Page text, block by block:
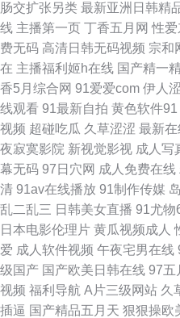
品久久人妻 久草资源福利站 日韩午
香美女社区 免费精品av网站 91传媒
色综合网 日韩亚洲Αν天堂 91豆花原
亚洲日韩成人在线 先锋影音人妻AV
加勒比 九九热25 亚洲性爱c 91线
91超碰碰在线 91啦国产 国产黑丝一
yb AV基地网 日本高清在线视频 91
精品 91海角社区视频 国产精品熟女
肠交扩张另类 最新亚洲日韩精
线 主播第一页 丁香五月网 性
费无码 高清日韩无码视频 宗和
在 主播福利姬h在线 国产精一
香5月综合网 91爱爱com 伊人
线观看 91最新自拍 黄色软件91
视频 超碰吃瓜 久草涩涩 最新
夜寂寞影院 新视觉影视 成人写
幕无码 97日穴网 成人免费在线
清 91av在线播放 91制作传媒
乱二乱三 日韩美女直播 91尤物
日本电影伦理片 黄瓜视频成人
爱 成人软件视频 午夜宅男在线
级国产 国产欧美日韩在线 97五
视频 福利导航 A片三级网站 久
插逼 国产精品五月天 狠狠操欧